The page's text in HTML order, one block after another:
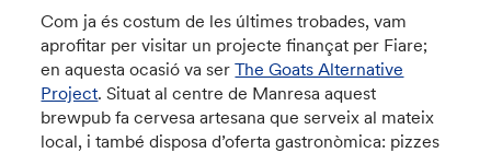
Com ja és costum de les últimes trobades, vam
aprofitar per visitar un projecte finançat per Fiare;
en aquesta ocasió va serThe Goats Alternative
Project. Situat al centre de Manresa aquest
brewpub fa cervesa artesana que serveix al mateix
local, i també disposa d’oferta gastronòmica: pizzes